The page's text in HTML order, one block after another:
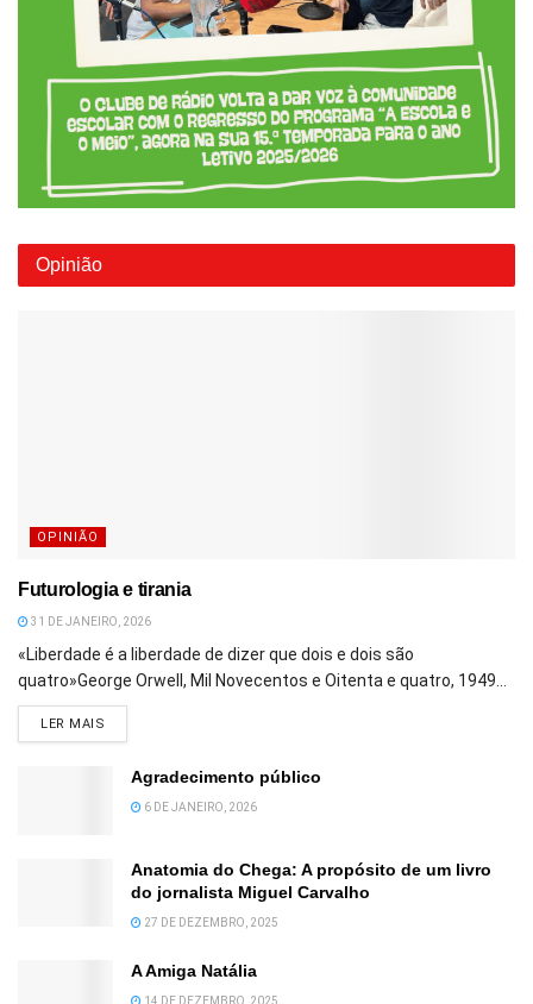
Opinião
OPINIÃO
Futurologia e tirania
31 DE JANEIRO, 2026
«Liberdade é a liberdade de dizer que dois e dois são
quatro»George Orwell, Mil Novecentos e Oitenta e quatro, 1949...
LER MAIS
Agradecimento público
6 DE JANEIRO, 2026
Anatomia do Chega: A propósito de um livro
do jornalista Miguel Carvalho
27 DE DEZEMBRO, 2025
A Amiga Natália
14 DE DEZEMBRO, 2025